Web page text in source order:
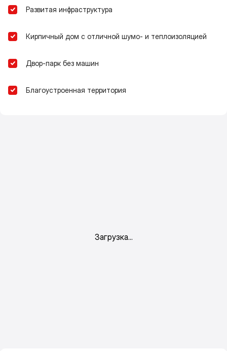
Развитая инфраструктура
Кирпичный дом с отличной шумо- и теплоизоляцией
Двор-парк без машин
Благоустроенная территория